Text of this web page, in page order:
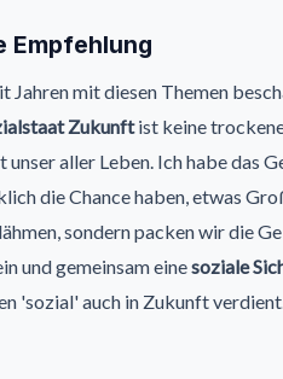
Empfehlung
Jahren mit diesen Themen
Zukunftist keine
aller Leben. Ich habe das
die Chance haben, etwas
sondern packen wir die
und gemeinsam einesoziale
'sozial' auch in Zukunft